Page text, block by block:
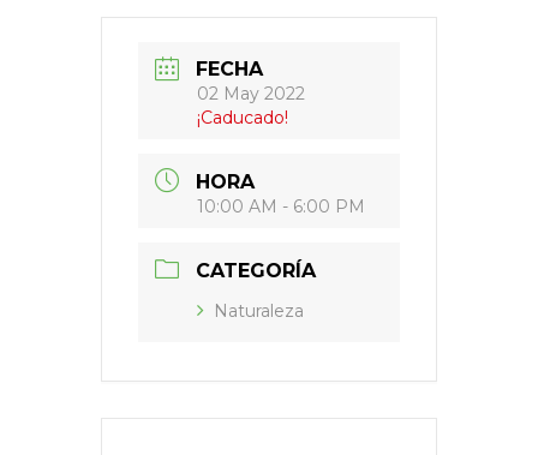
FECHA
02 May 2022
¡Caducado!
HORA
10:00 AM - 6:00 PM
CATEGORÍA
Naturaleza